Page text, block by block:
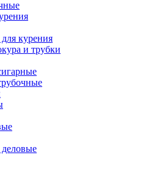
курения
и трубки